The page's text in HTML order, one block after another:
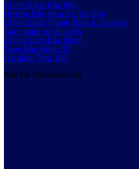
Chính Sách Bảo Mật
Hướng Dẫn Mua Xe Trả Góp
Chính Sách Thanh Toán & Giao Xe
Sản phẩm xe tải uy tín
Chính Sách Bảo Hành
Trạm Bảo Hành 3S
Ưu điểm Tera 100
Bản Đồ Showroom Xe